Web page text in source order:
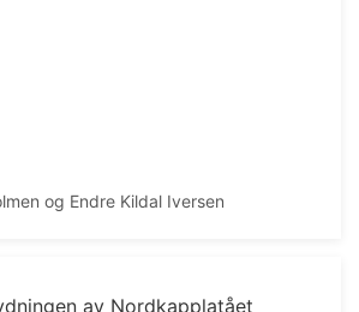
og Endre Kildal Iversen
av Nordkapplatået